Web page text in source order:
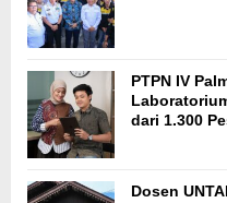
PTPN IV
dari 1.300
Dosen